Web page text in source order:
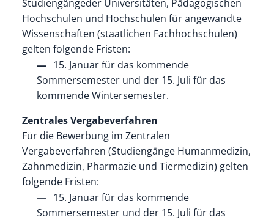
Studiengängeder Universitäten, Pädagogischen
Hochschulen und Hochschulen für angewandte
Wissenschaften (staatlichen Fachhochschulen)
gelten folgende Fristen:
15. Januar für das kommende
Sommersemester und der 15. Juli für das
kommende Wintersemester.
Zentrales Vergabeverfahren
Für die Bewerbung im Zentralen
Vergabeverfahren (Studiengänge Humanmedizin,
Zahnmedizin, Pharmazie und Tiermedizin) gelten
folgende Fristen:
15. Januar für das kommende
Sommersemester und der 15. Juli für das